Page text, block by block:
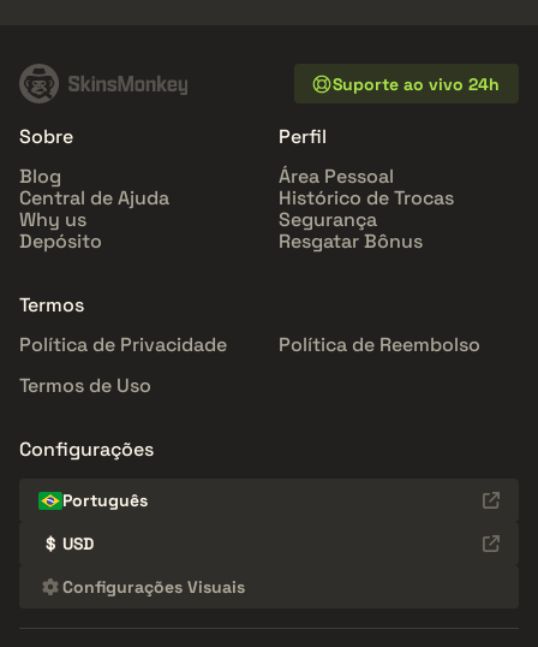
Suporte ao vivo 24h
Sobre
Blog
Central de Ajuda
Why us
Depósito
Perfil
Área Pessoal
Histórico de Trocas
Segurança
Resgatar Bônus
Termos
Política de Privacidade
Política de Reembolso
Termos de Uso
Configurações
Português
$ USD
Configurações Visuais